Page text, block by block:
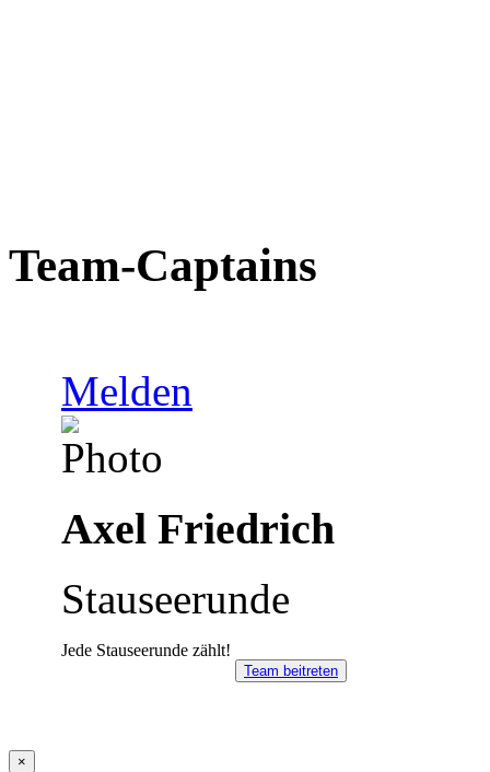
Team-Captains
Melden
Axel Friedrich
Stauseerunde
Jede Stauseerunde zählt!
Team beitreten
×